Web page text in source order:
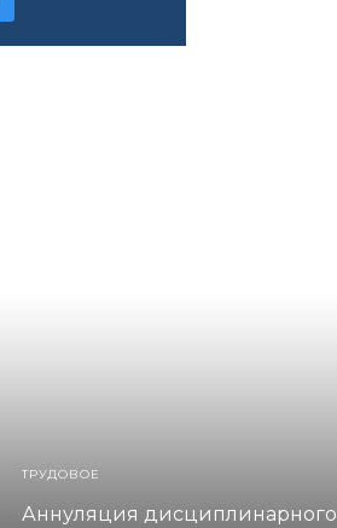
ТРУДОВОЕ
Аннуляция дисциплинарного